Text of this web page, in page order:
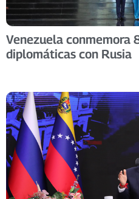
Venezuela conmemora
diplomáticas con Rusia